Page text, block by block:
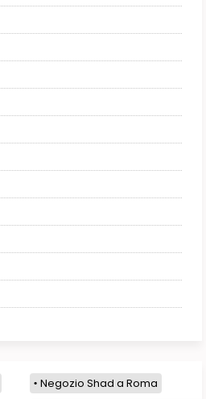
Negozio Shad a Roma